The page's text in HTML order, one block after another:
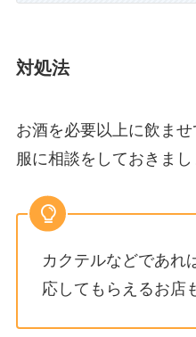
対処法
お酒を必要以上に飲ま
服に相談をしておきまし
カクテルなどであれ
応してもらえるお店